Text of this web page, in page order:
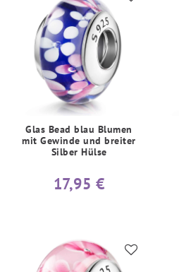
Glas Bead blau Blumen
mit Gewinde und breiter
Silber Hülse
17,95 €